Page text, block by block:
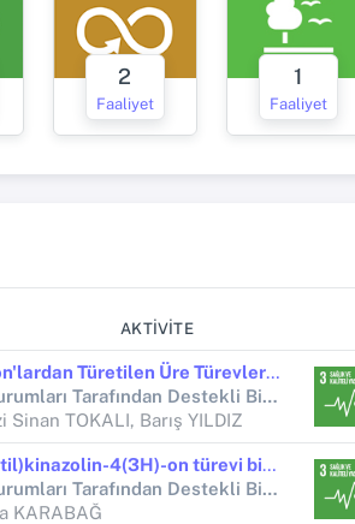
2
Faaliyet
1
Faaliyet
AKTIVITE
Kinazolin-4(3H)-on'lardan Türetilen Üre Türevlerinin Leishmania tropica'ya Karşı Antileishmanial Aktivitesinin İncelenmesi
Yükseköğretim Kurumları Tarafından Destekli Bilimsel Araştırma Projesi
Sinan TOKALI, Barış YILDIZ
2-(Tiyofen-2-ilmetil)kinazolin-4(3H)-on türevi bileşiklerin Leishmania tropica ve Leishmania infantum Türlerine Karşı Antileishmanial Aktivitesinin İncelenmesi
Yükseköğretim Kurumları Tarafından Destekli Bilimsel Araştırma Projesi (Yükseköğretim Kurumları tarafından destekli bilimsel araştırma projesi)
KARABAĞ